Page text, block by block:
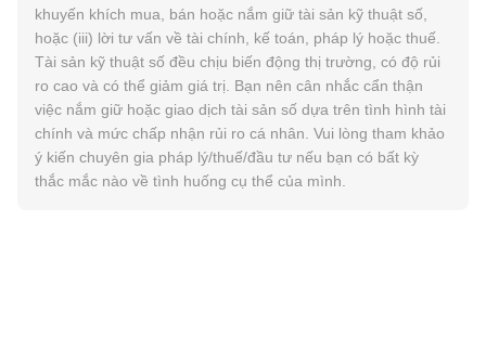
khuyến khích mua, bán hoặc nắm giữ tài sản kỹ thuật số,
hoặc (iii) lời tư vấn về tài chính, kế toán, pháp lý hoặc thuế.
Tài sản kỹ thuật số đều chịu biến động thị trường, có độ rủi
ro cao và có thể giảm giá trị. Bạn nên cân nhắc cẩn thận
việc nắm giữ hoặc giao dịch tài sản số dựa trên tình hình tài
chính và mức chấp nhận rủi ro cá nhân. Vui lòng tham khảo
ý kiến chuyên gia pháp lý/thuế/đầu tư nếu bạn có bất kỳ
thắc mắc nào về tình huống cụ thể của mình.